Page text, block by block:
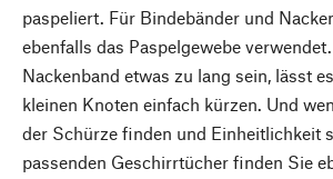
paspeliert. Für Bindebänder und
ebenfalls das Paspelgewebe
Nackenband etwas zu lang sein, lässt
kleinen Knoten einfach kürzen. Und
der Schürze finden und Einheitlichkeit
passenden Geschirrtücher finden Sie